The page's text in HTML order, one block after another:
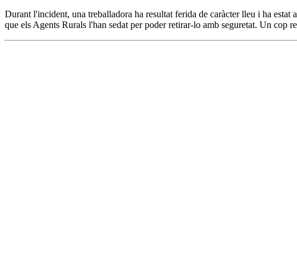
Durant l'incident, una treballadora ha resultat ferida de caràcter lleu i ha
que els Agents Rurals l'han sedat per poder retirar-lo amb seguretat. Un cop